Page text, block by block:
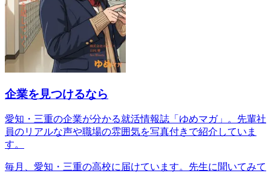
企業を見つけるなら
愛知・三重の企業が分かる就活情報誌「ゆめマガ」。先輩社
員のリアルな声や職場の雰囲気を写真付きで紹介していま
す。
毎月、愛知・三重の高校に届けています。先生に聞いてみて